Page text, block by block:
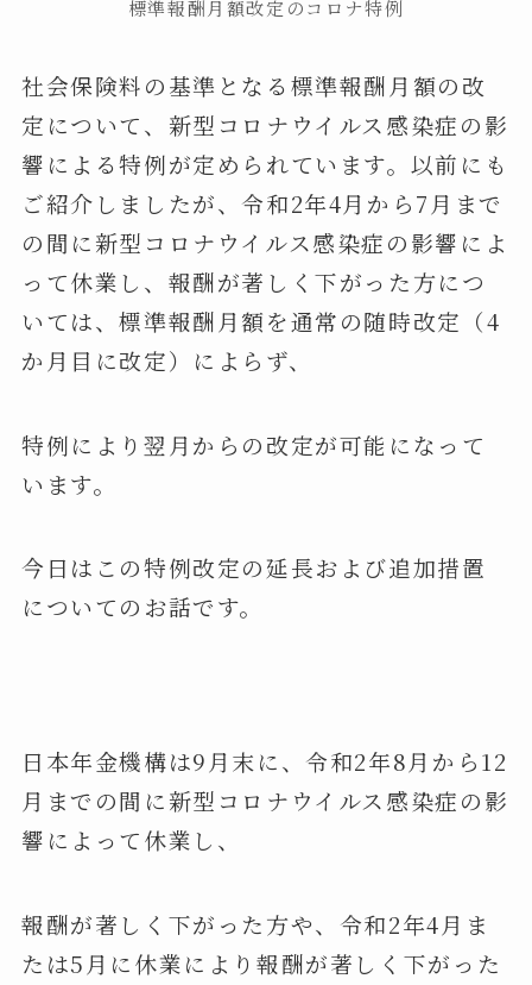
標準報酬月額改定のコロナ特例
社会保険料の基準となる標準報酬月額の改
定について、新型コロナウイルス感染症の影
響による特例が定められています。以前にも
ご紹介しましたが、令和2年4月から7月まで
の間に新型コロナウイルス感染症の影響によ
って休業し、報酬が著しく下がった方につ
いては、標準報酬月額を通常の随時改定（4
か月目に改定）によらず、
特例により翌月からの改定が可能になって
います。
今日はこの特例改定の延長および追加措置
についてのお話です。
日本年金機構は9月末に、令和2年8月から12
月までの間に新型コロナウイルス感染症の影
響によって休業し、
報酬が著しく下がった方や、令和2年4月ま
たは5月に休業により報酬が著しく下がった